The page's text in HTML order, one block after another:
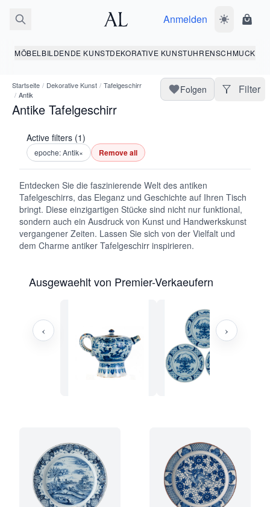
Anmelden
MÖBEL BILDENDE KUNSTDEKORATIVE KUNSTUHRENSCHMUCK
Startseite / Dekorative Kunst / Tafelgeschirr
/ Antik
Antike Tafelgeschirr
Folgen Filter
Active filters (1)
epoche: Antik× Remove all
Entdecken Sie die faszinierende Welt des antiken
Tafelgeschirrs, das Eleganz und Geschichte auf Ihren Tisch
bringt. Diese einzigartigen Stücke sind nicht nur funktional,
sondern auch ein Ausdruck von Kunst und Handwerkskunst
vergangener Zeiten. Lassen Sie sich von der Vielfalt und
dem Charme antiker Tafelgeschirr inspirieren.
Ausgewaehlt von Premier-Verkaeufern
‹ ›